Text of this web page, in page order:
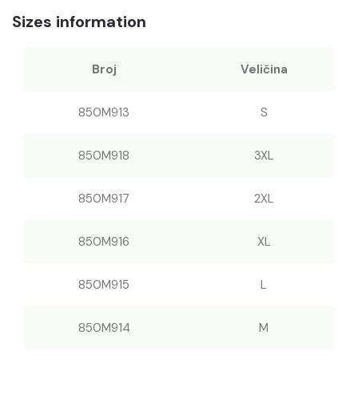
Sizes information
Broj Veličina
850M913 S
850M918 3XL
850M917 2XL
850M916 XL
850M915 L
850M914 M